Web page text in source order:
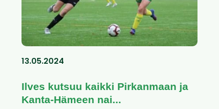
13.05.2024
Ilves kutsuu kaikki Pirkanmaan ja
Kanta-Hämeen nai...